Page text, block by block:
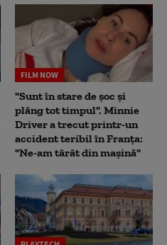
FILM NOW
"Sunt în stare de șoc și
plâng tot timpul". Minnie
Driver a trecut printr-un
accident teribil în Franța:
"Ne-am târât din mașină"